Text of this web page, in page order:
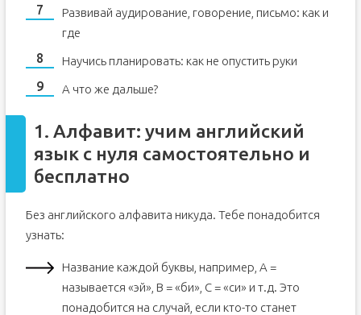
Развивай аудирование, говорение, письмо: как и
где
Научись планировать: как не опустить руки
А что же дальше?
1. Алфавит: учим английский
язык с нуля самостоятельно и
бесплатно
Без английского алфавита никуда. Тебе понадобится
узнать:
Название каждой буквы, например, A =
называется «эй», B = «би», C = «си» и т.д. Это
понадобится на случай, если кто-то станет